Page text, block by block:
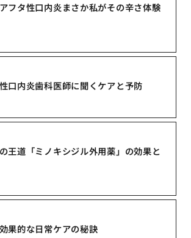
フタ性口内炎まさか私がその辛さ体験
口内炎歯科医師に聞くケアと予防
王道「ミノキシジル外用薬」の効果と
果的な日常ケアの秘訣